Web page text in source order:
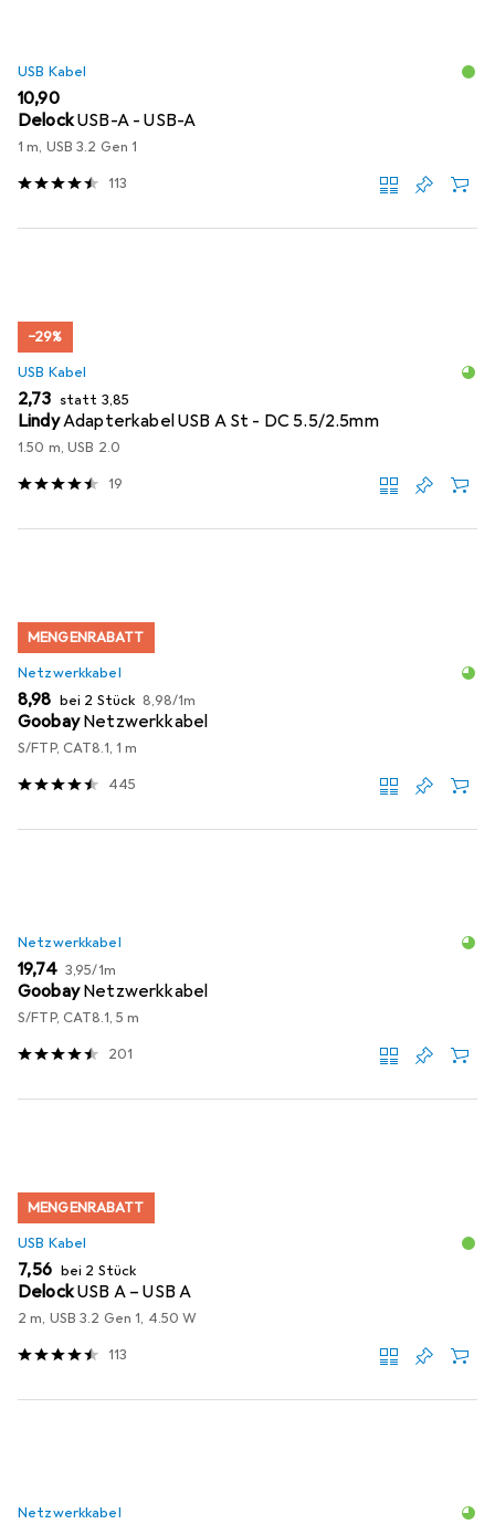
USB Kabel
EUR
10,90
DelockUSB-A - USB-A
1 m, USB 3.2 Gen 1
113
−29%
USB Kabel
EUR
2,73 statt EUR
3,85
LindyAdapterkabel USB A St - DC 5.5/2.5mm
1.50 m, USB 2.0
19
MENGENRABATT
Netzwerkkabel
EUR
8,98 bei 2 Stück EUR
8,98/1m
Goobay Netzwerkkabel
S/FTP, CAT8.1, 1 m
445
Netzwerkkabel
EUR
19,74 EUR
3,95/1m
Goobay Netzwerkkabel
S/FTP, CAT8.1, 5 m
201
MENGENRABATT
USB Kabel
EUR
7,56 bei 2 Stück
DelockUSB A – USB A
2 m, USB 3.2 Gen 1, 4.50 W
113
Netzwerkkabel